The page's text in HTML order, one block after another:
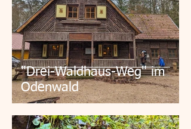
"Drei-Waldhaus-Weg" im
Odenwald